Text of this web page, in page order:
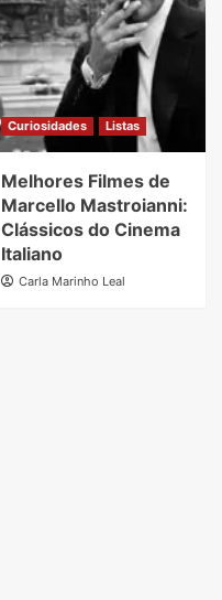
Curiosidades Listas
Melhores Filmes de
Marcello Mastroianni:
Clássicos do Cinema
Italiano
Carla Marinho Leal